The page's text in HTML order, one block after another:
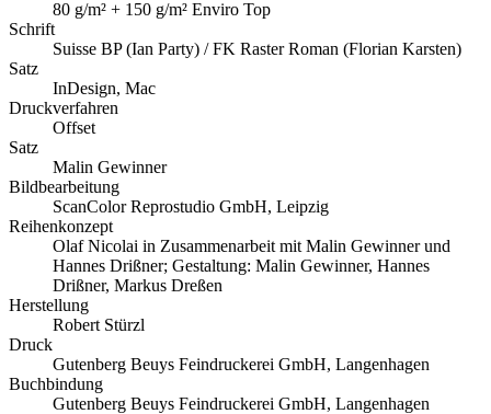
80 g/m² + 150 g/m² Enviro Top
Schrift
Suisse BP (Ian Party) / FK Raster Roman (Florian Karsten)
Satz
InDesign, Mac
Druckverfahren
Offset
Satz
Malin Gewinner
Bildbearbeitung
ScanColor Reprostudio GmbH, Leipzig
Reihenkonzept
Olaf Nicolai in Zusammenarbeit mit Malin Gewinner und
Hannes Drißner; Gestaltung: Malin Gewinner, Hannes
Drißner, Markus Dreßen
Herstellung
Robert Stürzl
Druck
Gutenberg Beuys Feindruckerei GmbH, Langenhagen
Buchbindung
Gutenberg Beuys Feindruckerei GmbH, Langenhagen